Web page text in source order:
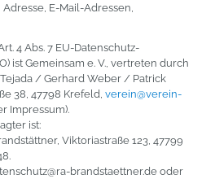
Adresse, E-Mail-Adressen,
4 Abs. 7 EU-Datenschutz-
ist Gemeinsam e. V., vertreten durch
/ Gerhard Weber / Patrick
38, 47798 Krefeld, verein@verein-
Impressum).
ist:
Viktoriastraße 123, 47799
brandstaettner.de oder